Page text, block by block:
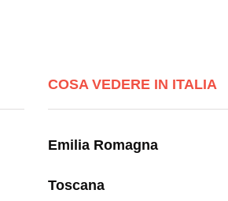
COSA VEDERE IN ITALIA
Emilia Romagna
Toscana